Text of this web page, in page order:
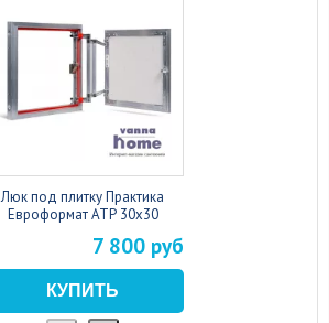
Люк под плитку Практика
Евроформат АТР 30x30
7 800 руб